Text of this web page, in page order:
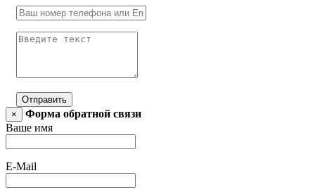
Отправить
×
Форма обратной связи
Ваше имя
E-Mail